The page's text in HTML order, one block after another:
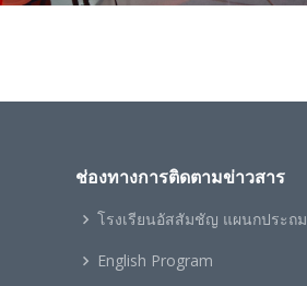
ช่องทางการติดตามข่าวสาร
โรงเรียนอัสสัมชัญ แผนกประถม
English Program